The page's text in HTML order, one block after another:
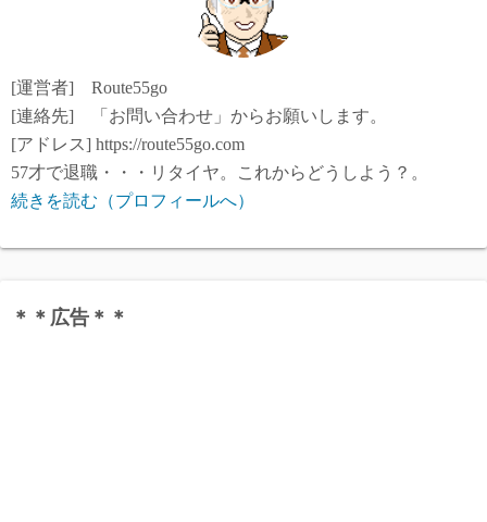
[運営者] Route55go
[連絡先] 「お問い合わせ」からお願いします。
[アドレス] https://route55go.com
57才で退職・・・リタイヤ。これからどうしよう？。
続きを読む（プロフィールへ）
＊＊広告＊＊